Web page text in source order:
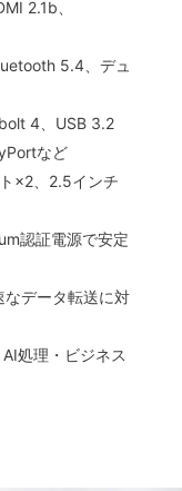
2.1b、
5.4、デュ
4、USB 3.2
など
×2、2.5インチ
認証電源で安定
なデータ転送に対
処理・ビジネス